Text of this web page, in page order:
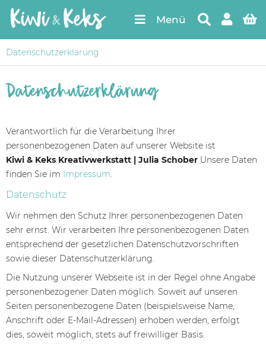
Menü
Datenschutzerklärung
Datenschutzerklärung
Verantwortlich für die Verarbeitung Ihrer
personenbezogenen Daten auf unserer Website ist
Kiwi & Keks Kreativwerkstatt | Julia Schober Unsere Daten
finden Sie im Impressum.
Datenschutz
Wir nehmen den Schutz Ihrer personenbezogenen Daten
sehr ernst. Wir verarbeiten Ihre personenbezogenen Daten
entsprechend der gesetzlichen Datenschutzvorschriften
sowie dieser Datenschutzerklärung.
Die Nutzung unserer Webseite ist in der Regel ohne Angabe
personenbezogener Daten möglich. Soweit auf unseren
Seiten personenbezogene Daten (beispielsweise Name,
Anschrift oder E-Mail-Adressen) erhoben werden, erfolgt
dies, soweit möglich, stets auf freiwilliger Basis.